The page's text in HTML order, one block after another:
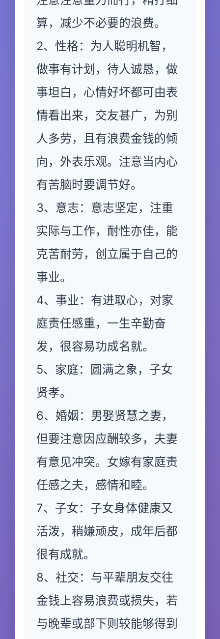
算，减少不必要的浪费。
2、性格：为人聪明机智，
做事有计划，待人诚恳，做
事坦白，心情好坏都可由表
情看出来，交友甚广，为别
人多劳，且有浪费金钱的倾
向，外表乐观。注意当内心
有苦脑时要调节好。
3、意志：意志坚定，注重
实际与工作，耐性亦佳，能
克苦耐劳，创立属于自己的
事业。
4、事业：有进取心，对家
庭责任感重，一生辛勤奋
发，很容易功成名就。
5、家庭：圆满之象，子女
贤孝。
6、婚姻：男娶贤慧之妻，
但要注意因应酬较多，夫妻
有意见冲突。女嫁有家庭责
任感之夫，感情和睦。
7、子女：子女身体健康又
活泼，稍嫌顽皮，成年后都
很有成就。
8、社交：与平辈朋友交往
金钱上容易浪费或损失，若
与晚辈或部下则较能够得到